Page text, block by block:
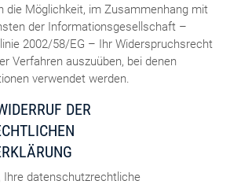
die Möglichkeit, im Zusammenhang mit
der Informationsgesellschaft –
2002/58/EG – Ihr Widerspruchsrecht
Verfahren auszuüben, bei denen
verwendet werden.
DER
Ihre datenschutzrechtliche